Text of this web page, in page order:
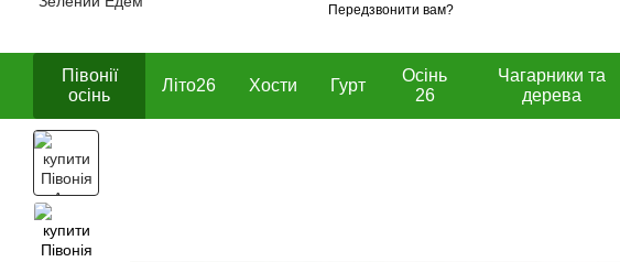
Передзвонити вам?
Півонії
осінь
Літо26 Хости Гурт
Осінь
26
Чагарники та
дерева